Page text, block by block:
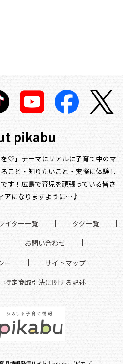
pikabu
を♡」テーマにリアルに子育て中のマ
こと・知りたいこと・実際に体験し
す！ 広島で育児を頑張っている皆さ
アになりますように…♪
イター一覧 タグ一覧
お問い合わせ
ー サイトマップ
特定商取引法に関する記述